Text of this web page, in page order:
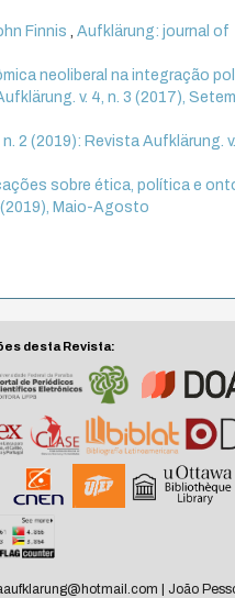
Finnis,Aufklärung: journal of
neoliberal na integração
v. 4, n. 3 (2017),
2 (2019): Revista Aufklärung. v.
sobre ética, política e
(2019), Maio-Agosto
desta Revista:
| João